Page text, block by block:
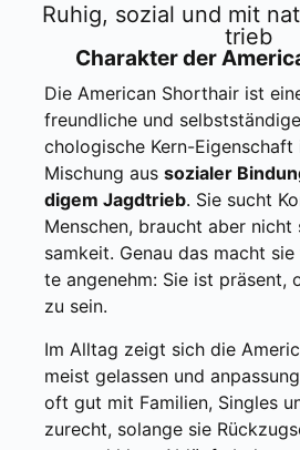
Ruhig, sozi­al und mit
trieb
Cha­rak­ter der
Die Ame­ri­can Short­hair ist
freund­li­che und
cho­lo­gi­sche Kern-
Mischung aus sozia­ler
di­gem Jagd­trieb. Sie sucht
Men­schen, braucht aber
sam­keit. Genau das macht
te ange­nehm: Sie ist prä­sent,
zu sein.
Im All­tag zeigt sich die
meist gelas­sen und
oft gut mit Fami­li­en, Sin­gles
zurecht, solan­ge sie